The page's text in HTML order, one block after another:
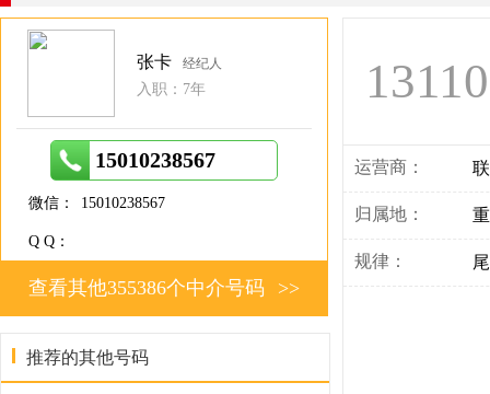
运营商：
归属地：
规律：
张卡 经纪人
入职：7年
15010238567
微信： 15010238567
Q Q：
>>
查看其他355386个中介号码
推荐的其他号码